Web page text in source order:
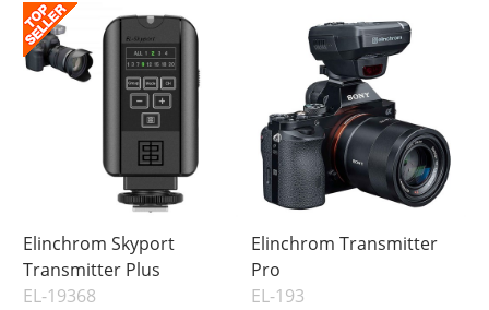
Elinchrom Skyport
Transmitter Plus
EL-19368
Elinchrom Transmitter
Pro
EL-193